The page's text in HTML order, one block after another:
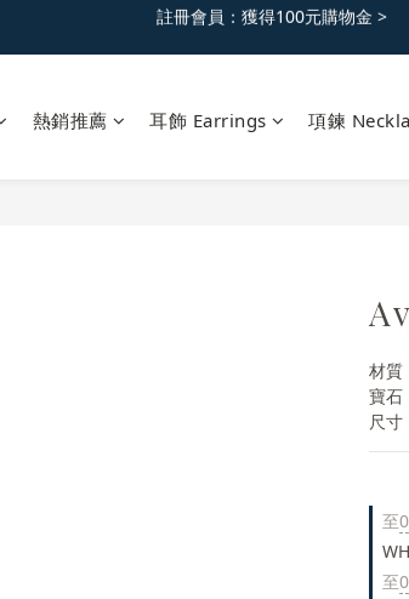
免運優惠｜台灣滿 1500 ，港澳滿2500
免運優惠｜台灣滿 1500 ，港澳滿2500
免運優惠｜台灣滿 1500 ，港澳滿2500
熱銷推薦 耳飾 Earrings 項鍊
材質
寶石
尺
至
至